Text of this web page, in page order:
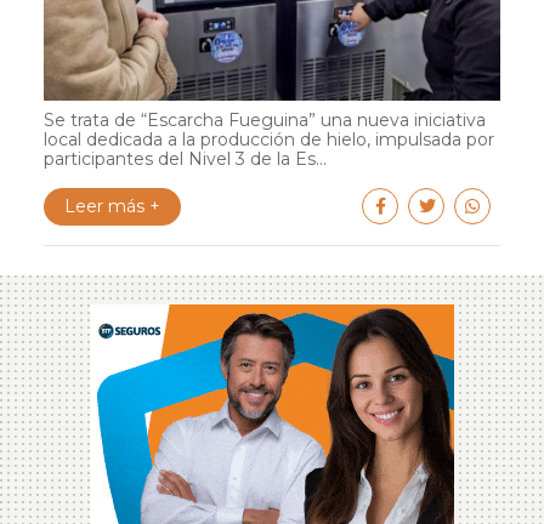
Se trata de “Escarcha Fueguina” una nueva iniciativa
local dedicada a la producción de hielo, impulsada por
participantes del Nivel 3 de la Es...
Leer más +